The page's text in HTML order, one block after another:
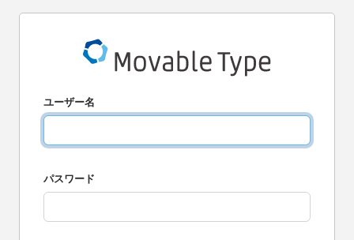
ユーザー名
パスワード